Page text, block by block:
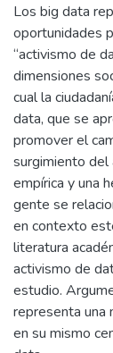
Los big data
oportunidades
“activismo de
dimensiones
cual la
data, que se
promover el
surgimiento del
empírica y una
gente se
en contexto
literatura
activismo de
estudio.
representa una
en su mismo